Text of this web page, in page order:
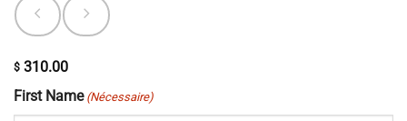
$ 310.00
First Name (Nécessaire)